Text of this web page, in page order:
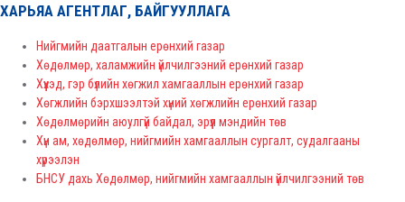
ХАРЬЯА АГЕНТЛАГ, БАЙГУУЛЛАГА
Нийгмийн даатгалын ерөнхий газар
Хөдөлмөр, халамжийн үйлчилгээний ерөнхий газар
Хүүхэд, гэр бүлийн хөгжил хамгааллын ерөнхий газар
Хөгжлийн бэрхшээлтэй хүний хөгжлийн ерөнхий газар
Хөдөлмөрийн аюулгүй байдал, эрүүл мэндийн төв
Хүн ам, хөдөлмөр, нийгмийн хамгааллын сургалт, судалгааны
хүрээлэн
БНСУ дахь Хөдөлмөр, нийгмийн хамгааллын үйлчилгээний төв